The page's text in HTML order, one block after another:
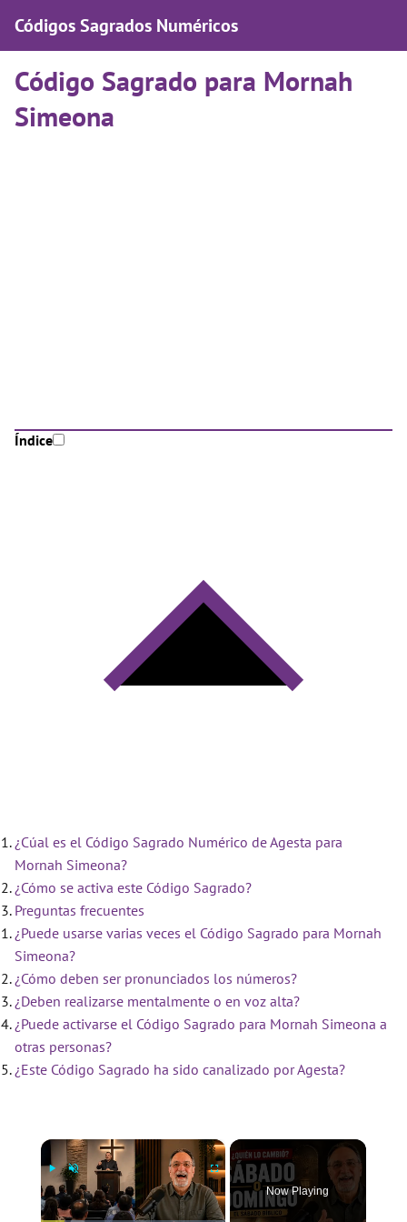
Códigos Sagrados Numéricos
Código Sagrado para Mornah
Simeona
Índice
¿Cúal es el Código Sagrado Numérico de Agesta para
Mornah Simeona?
¿Cómo se activa este Código Sagrado?
Preguntas frecuentes
¿Puede usarse varias veces el Código Sagrado para Mornah
Simeona?
¿Cómo deben ser pronunciados los números?
¿Deben realizarse mentalmente o en voz alta?
¿Puede activarse el Código Sagrado para Mornah Simeona a
otras personas?
¿Este Código Sagrado ha sido canalizado por Agesta?
×
Now Playing